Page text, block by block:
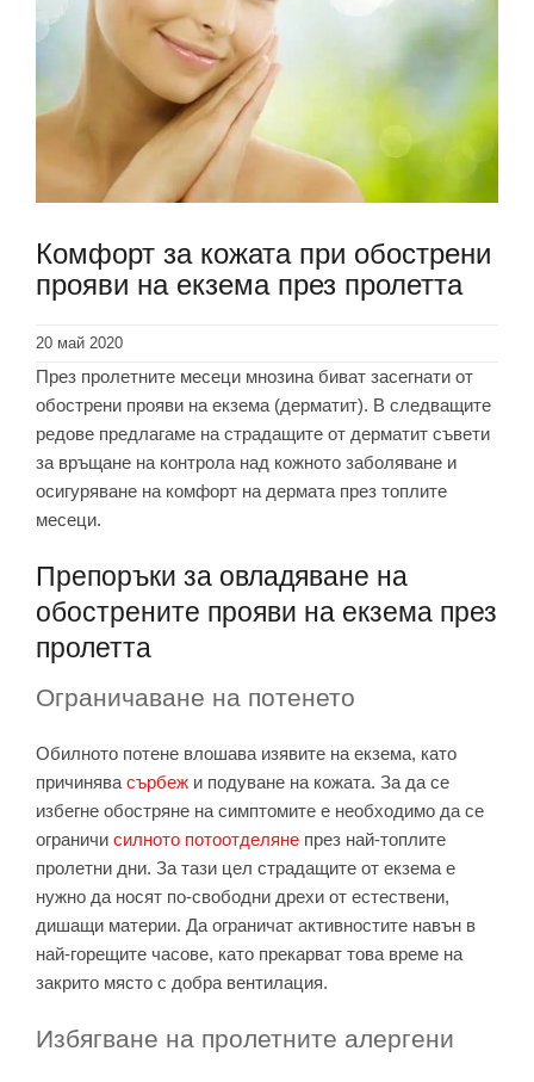
Комфорт за кожата при обострени
прояви на екзема през пролетта
20 май 2020
През пролетните месеци мнозина биват засегнати от
обострени прояви на екзема (дерматит). В следващите
редове предлагаме на страдащите от дерматит съвети
за връщане на контрола над кожното заболяване и
осигуряване на комфорт на дермата през топлите
месеци.
Препоръки за овладяване на
обострените прояви на екзема през
пролетта
Ограничаване на потенето
Обилното потене влошава изявите на екзема, като
причинява сърбеж и подуване на кожата. За да се
избегне обостряне на симптомите е необходимо да се
ограничи силното потоотделяне през най-топлите
пролетни дни. За тази цел страдащите от екзема е
нужно да носят по-свободни дрехи от естествени,
дишащи материи. Да ограничат активностите навън в
най-горещите часове, като прекарват това време на
закрито място с добра вентилация.
Избягване на пролетните алергени